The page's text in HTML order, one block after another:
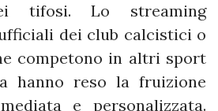
tifosi. Lo streaming
dei club calcistici o
competono in altri sport
hanno reso la fruizione
e personalizzata.